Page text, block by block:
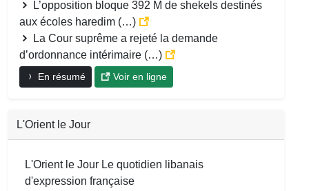
L’opposition bloque 392 M de shekels destinés
aux écoles haredim (…)
La Cour suprême a rejeté la demande
d’ordonnance intérimaire (…)
En résumé Voir en ligne
L'Orient le Jour
L'Orient le Jour Le quotidien libanais
d'expression française